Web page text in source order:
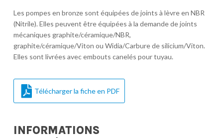
Les pompes en bronze sont équipées de joints à lèvre en NBR
(Nitrile). Elles peuvent être équipées à la demande de joints
mécaniques graphite/céramique/NBR,
graphite/céramique/Viton ou Widia/Carbure de silicium/Viton.
Elles sont livrées avec embouts canelés pour tuyau.
Télécharger la fiche en PDF
INFORMATIONS